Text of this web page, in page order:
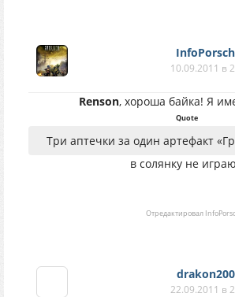
10.09.2011 в
Renson, хороша байка! Я
Quote
Три аптечки за один артефакт
в солянку не
Отредактировал
22.09.2011 в